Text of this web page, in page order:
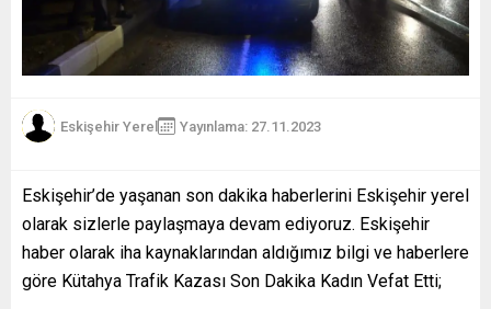
Eskişehir Yerel Yayınlama: 27.11.2023
Eskişehir’de yaşanan son dakika haberlerini Eskişehir yerel
olarak sizlerle paylaşmaya devam ediyoruz. Eskişehir
haber olarak iha kaynaklarından aldığımız bilgi ve haberlere
göre Kütahya Trafik Kazası Son Dakika Kadın Vefat Etti;